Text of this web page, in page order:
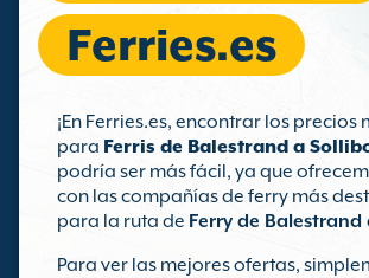
Ferries.es
¡En Ferries.es, encontrar los precios
para Ferris de Balestrand a
podría ser más fácil, ya que
con las compañías de ferry más
para la ruta de Ferry de
Para ver las mejores ofertas,